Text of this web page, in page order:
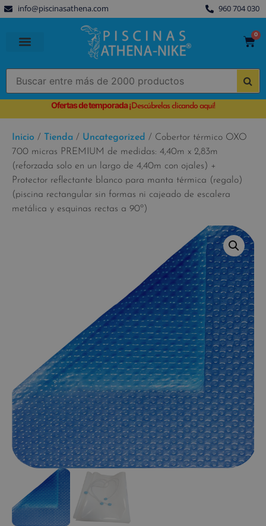
info@piscinasathena.com 960 704 030
0
Ofertas de temporada¡Descúbrelas clicando aquí!
Inicio / Tienda / Uncategorized / Cobertor térmico OXO
700 micras PREMIUM de medidas: 4,40m x 2,83m
(reforzada solo en un largo de 4,40m con ojales) +
Protector reflectante blanco para manta térmica (regalo)
(piscina rectangular sin formas ni cajeado de escalera
metálica y esquinas rectas a 90º)